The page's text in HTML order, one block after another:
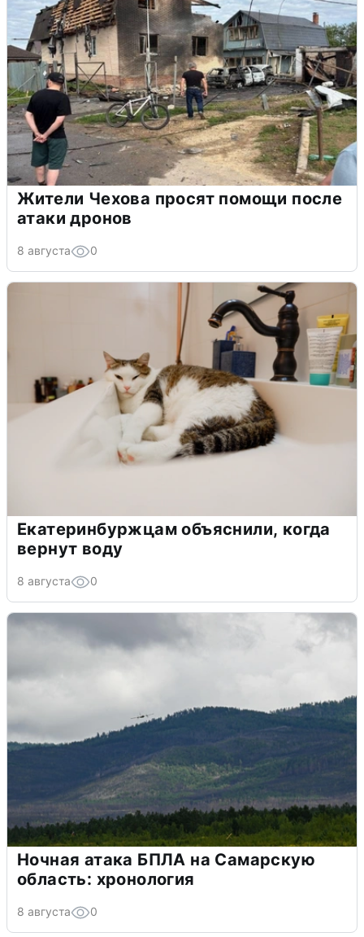
Жители Чехова просят помощи после
атаки дронов
8 августа 0
Екатеринбуржцам объяснили, когда
вернут воду
8 августа 0
Ночная атака БПЛА на Самарскую
область: хронология
8 августа 0